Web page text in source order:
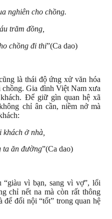
nghiên cho chồng.
trăm đồng,
chồng đi thi”(Ca dao)
là thái độ ứng xử văn hóa
Gia đình Việt Nam xưa
Để giữ gìn quan hệ xã
chỉ ân cần, niềm nở mà
ở nhà,
ta ăn đường”(Ca dao)
vì bạn, sang vì vợ”, lối
chỉ nết na mà còn rất thông
để đối nội “tốt” trong quan hệ